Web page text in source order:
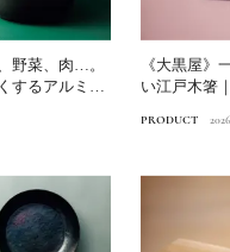
野菜、肉…。
するアルミ鋳
《大黒屋》
い江戸木箸
PRODUCT